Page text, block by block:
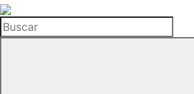
La
Hemeroteca
del
Buscar